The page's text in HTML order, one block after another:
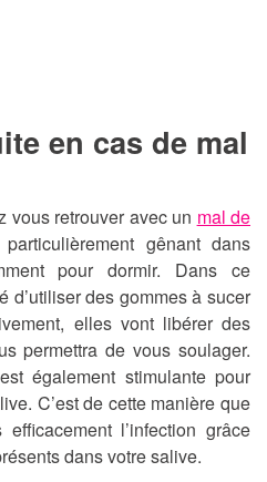
en cas de mal
vous retrouver avec un mal de
gênant dans
pour dormir. Dans ce
d’utiliser des gommes à sucer
elles vont libérer des
permettra de vous soulager.
également stimulante pour
C’est de cette manière que
l’infection grâce
dans votre salive.